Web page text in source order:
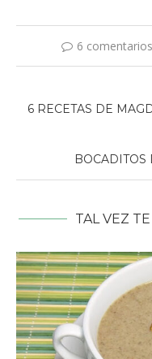
6 comentarios
6 RECETAS DE
BOCADITOS
TAL VEZ